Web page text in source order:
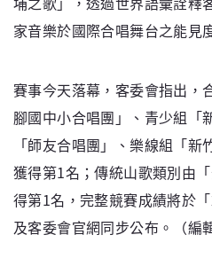
家音樂於國際合唱舞台之能見
賽事今天落幕，客委會指出，
腳國中小合唱團」、青少組「
「師友合唱團」、樂線組「
獲得第1名；傳統山歌類別由
得第1名，完整競賽成績將於
及客委會官網同步公布。（編